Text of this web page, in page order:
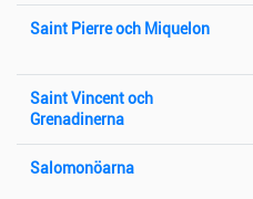
Saint Pierre och Miquelon
Saint Vincent och
Grenadinerna
Salomonöarna